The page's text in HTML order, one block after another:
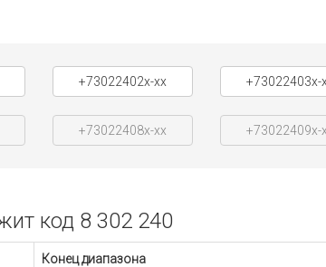
+73022402x-xx +73022403x-
+73022408x-xx +73022409x-
код 8 302 240
Конец диапазона